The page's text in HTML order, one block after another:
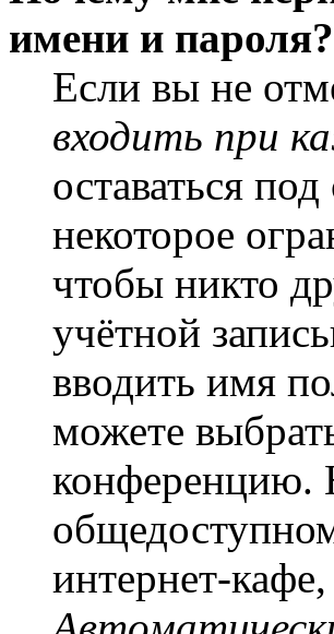
имени и пароля?
Если вы не
входить при
оставаться
некоторое
чтобы никто
учётной
вводить имя
можете
конференцию.
интернет-